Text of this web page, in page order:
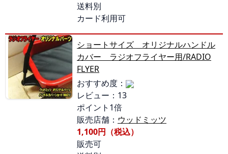
送料別
カード利用可
ショートサイズ オリジナルハンドル
カバー ラジオフライヤー用/RADIO
FLYER
おすすめ度：
レビュー：13
ポイント1倍
販売店舗： ウッドミッツ
1,100円（税込）
販売可